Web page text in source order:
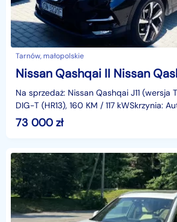
Tarnów, małopolskie
Nissan Qashqai II Nissan
Na sprzedaż: Nissan Qashqai J11 (wersja
DIG-T (HR13), 160 KM / 117 kWSkrzynia:
trybem SportRok produkcji: koniec 2018
73 000zł